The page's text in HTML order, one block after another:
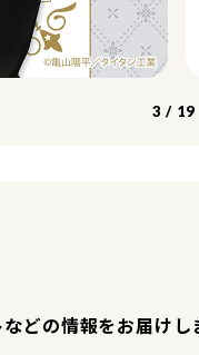
3 / 19
どの情報をお届けし